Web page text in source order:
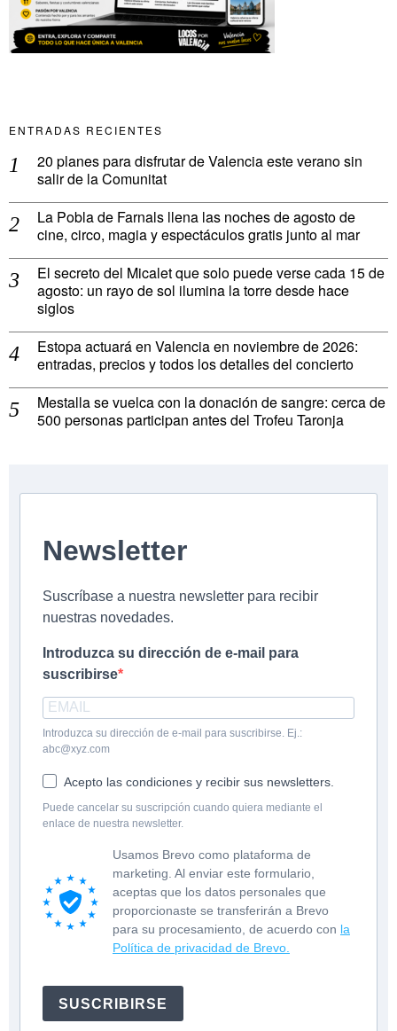
ENTRADAS RECIENTES
20 planes para disfrutar de Valencia este verano sin
salir de la Comunitat
La Pobla de Farnals llena las noches de agosto de
cine, circo, magia y espectáculos gratis junto al mar
El secreto del Micalet que solo puede verse cada 15 de
agosto: un rayo de sol ilumina la torre desde hace
siglos
Estopa actuará en Valencia en noviembre de 2026:
entradas, precios y todos los detalles del concierto
Mestalla se vuelca con la donación de sangre: cerca de
500 personas participan antes del Trofeu Taronja
Newsletter
Suscríbase a nuestra newsletter para recibir
nuestras novedades.
Introduzca su dirección de e-mail para
suscribirse
Introduzca su dirección de e-mail para suscribirse. Ej.:
abc@xyz.com
Acepto las condiciones y recibir sus newsletters.
Puede cancelar su suscripción cuando quiera mediante el
enlace de nuestra newsletter.
Usamos Brevo como plataforma de
marketing. Al enviar este formulario,
aceptas que los datos personales que
proporcionaste se transferirán a Brevo
para su procesamiento, de acuerdo con la
Política de privacidad de Brevo.
SUSCRIBIRSE